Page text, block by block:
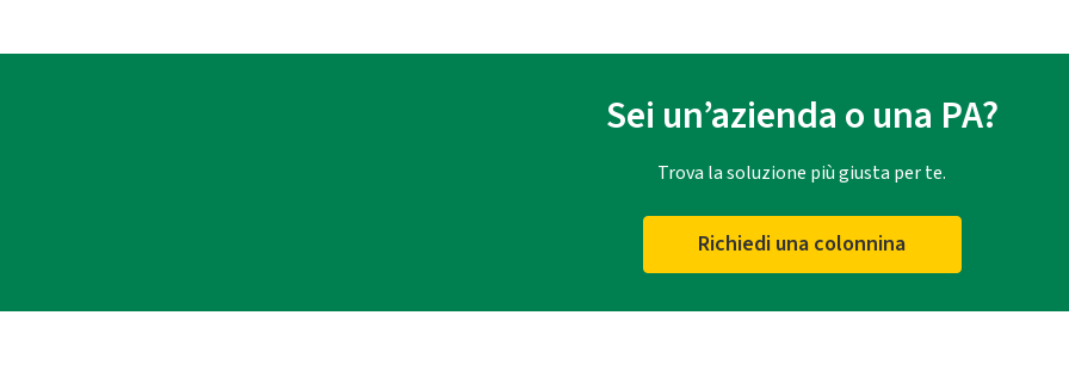
Sei un’azienda o una PA?
Trova la soluzione più giusta per te.
Richiedi una colonnina